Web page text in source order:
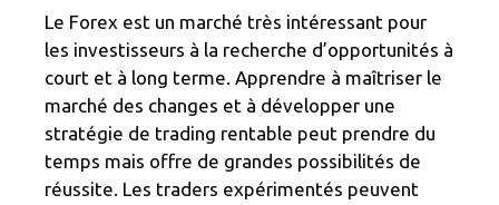
Le Forex est un marché très intéressant pour
les investisseurs à la recherche d’opportunités à
court et à long terme. Apprendre à maîtriser le
marché des changes et à développer une
stratégie de trading rentable peut prendre du
temps mais offre de grandes possibilités de
réussite. Les traders expérimentés peuvent